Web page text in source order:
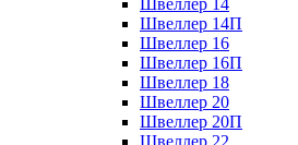
Швеллер 14
Швеллер 14П
Швеллер 16
Швеллер 16П
Швеллер 18
Швеллер 20
Швеллер 20П
Швеллер 22